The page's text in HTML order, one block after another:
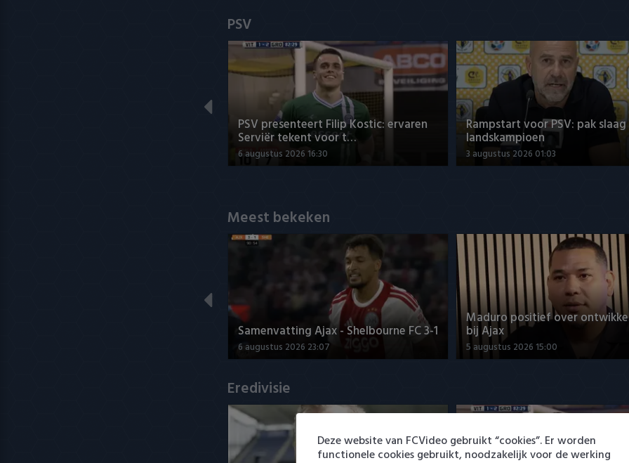
PSV
PSV presenteert Filip Kostic: ervaren
Serviër tekent voor t…
6 augustus 2026 16:30
Rampstart voor PSV: pak
landskampioen
3 augustus 2026 01:03
Meest bekeken
Samenvatting Ajax - Shelbourne FC 3-1
6 augustus 2026 23:07
Maduro positief over
bij Ajax
5 augustus 2026 15:00
Eredivisie
Deze website van FCVideo gebruikt “cookies”. Er worden
functionele cookies gebruikt, noodzakelijk voor de werking